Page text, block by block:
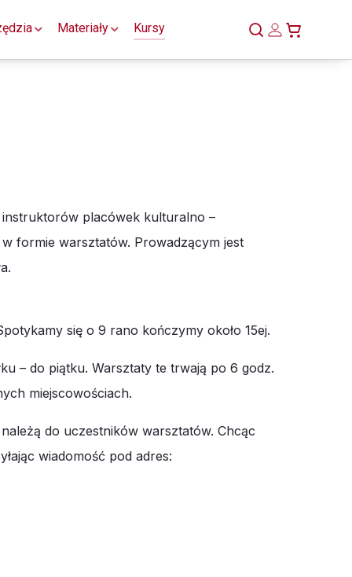
Materiały Kursy
placówek kulturalno –
formie warsztatów. Prowadzącym jest
się o 9 rano kończymy około 15ej.
– do piątku. Warsztaty te trwają po 6 godz.
miejscowościach.
do uczestników warsztatów. Chcąc
wiadomość pod adres: